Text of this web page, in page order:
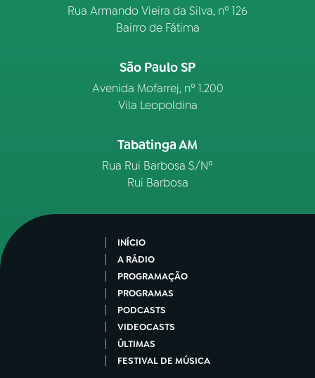
Rua Armando Vieira da Silva, nº 126
Bairro de Fátima
São Paulo SP
Avenida Mofarrej, nº 1.200
Vila Leopoldina
Tabatinga AM
Rua Rui Barbosa S/Nº
Rui Barbosa
INÍCIO
A RÁDIO
PROGRAMAÇÃO
PROGRAMAS
PODCASTS
VIDEOCASTS
ÚLTIMAS
FESTIVAL DE MÚSICA